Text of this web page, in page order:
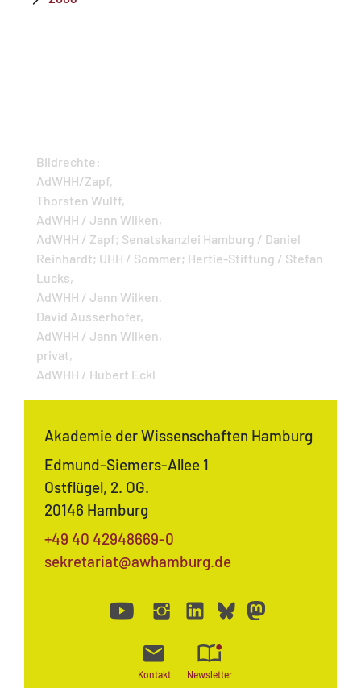
Bildrechte:
AdWHH/Zapf,
Thorsten Wulff,
AdWHH / Jann Wilken,
A dWHH / Zapf; Senatskanzlei Hamburg / Daniel
Reinhardt; UHH / Sommer; Hertie-Stiftung / Stefan
Lucks,
AdWHH / Jann Wilken,
David Ausserhofer,
AdWHH / Jann Wilken,
privat,
AdWHH / Hubert Eckl
Akademie der Wissenschaften Hamburg
Edmund-Siemers-Allee 1
Ostflügel, 2. OG.
20146 Hamburg
+49 40 42948669-0
sekretariat@awhamburg.de
Kontakt Newsletter